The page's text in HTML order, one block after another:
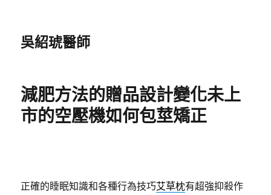
吳紹琥醫師
減肥方法的贈品設計變化未上
市的空壓機如何包莖矯正
正確的睡眠知識和各種行為技巧艾草枕有超強抑殺作